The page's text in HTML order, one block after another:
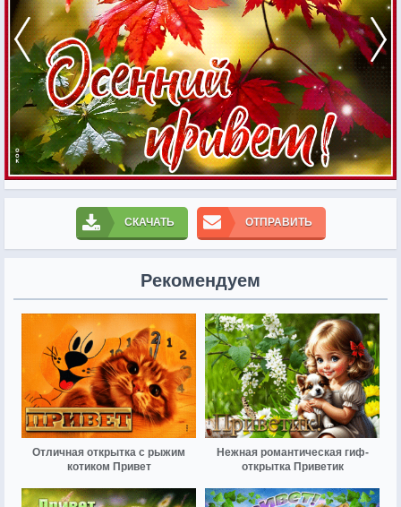
СКАЧАТЬ ОТПРАВИТЬ
Рекомендуем
Отличная открытка с рыжим
котиком Привет
Нежная романтическая гиф-
открытка Приветик